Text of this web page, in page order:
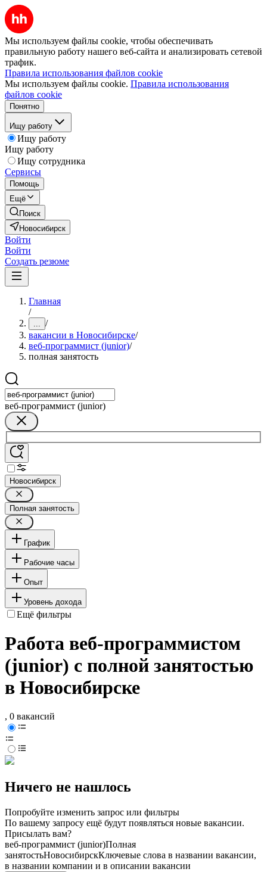
Мы используем файлы cookie, чтобы обеспечивать
правильную работу нашего веб-сайта и анализировать сетевой
трафик.
Правила использования файлов cookie
Мы используем файлы cookie. Правила использования
файлов cookie
Понятно
Ищу работу
Ищу работу
Ищу работу
Ищу сотрудника
Сервисы
Помощь
Ещё
Поиск
Новосибирск
Войти
Войти
Создать резюме
Главная
/
... /
вакансии в Новосибирске/
веб-программист (junior)/
полная занятость
веб-программист (junior)
Новосибирск
Полная занятость
График
Рабочие часы
Опыт
Уровень дохода
Ещё фильтры
Работа веб-программистом
(junior) с полной занятостью
в Новосибирске
, 0 вакансий
Ничего не нашлось
Попробуйте изменить запрос или фильтры
По вашему запросу ещё будут появляться новые вакансии.
Присылать вам?
веб-программист (junior)Полная
занятостьНовосибирскКлючевые слова в названии вакансии,
в названии компании и в описании вакансии